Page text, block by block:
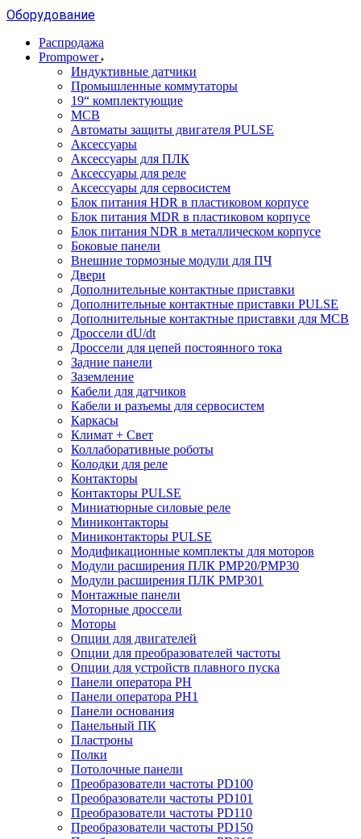
Оборудование
Распродажа
Prompower
Индуктивные датчики
Промышленные коммутаторы
19“ комплектующие
MCB
Автоматы защиты двигателя PULSE
Аксессуары
Аксессуары для ПЛК
Аксессуары для реле
Аксессуары для сервосистем
Блок питания HDR в пластиковом корпусе
Блок питания MDR в пластиковом корпусе
Блок питания NDR в металлическом корпусе
Боковые панели
Внешние тормозные модули для ПЧ
Двери
Дополнительные контактные приставки
Дополнительные контактные приставки PULSE
Дополнительные контактные приставки для MCB
Дроссели dU/dt
Дроссели для цепей постоянного тока
Задние панели
Заземление
Кабели для датчиков
Кабели и разъемы для сервосистем
Каркасы
Климат + Свет
Коллаборативные роботы
Колодки для реле
Контакторы
Контакторы PULSE
Миниатюрные силовые реле
Миниконтакторы
Миниконтакторы PULSE
Модификационные комплекты для моторов
Модули расширения ПЛК PMP20/PMP30
Модули расширения ПЛК PMP301
Монтажные панели
Моторные дроссели
Моторы
Опции для двигателей
Опции для преобразователей частоты
Опции для устройств плавного пуска
Панели оператора PH
Панели оператора PH1
Панели основания
Панельный ПК
Пластроны
Полки
Потолочные панели
Преобразователи частоты PD100
Преобразователи частоты PD101
Преобразователи частоты PD110
Преобразователи частоты PD150